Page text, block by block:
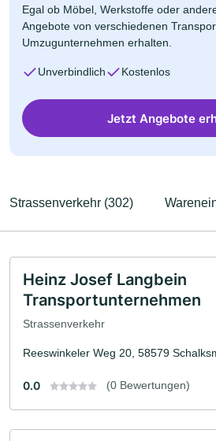
Egal ob Möbel, Werkstoffe oder
Angebote von verschiedenen
Umzugunternehmen erhalten.
Unverbindlich Kostenlos
Jetzt Angebote
Strassenverkehr (302)
Heinz Josef Langbein
Transportunternehmen
Strassenverkehr
Reeswinkeler Weg 20, 58579
0.0 (0 Bewertungen)